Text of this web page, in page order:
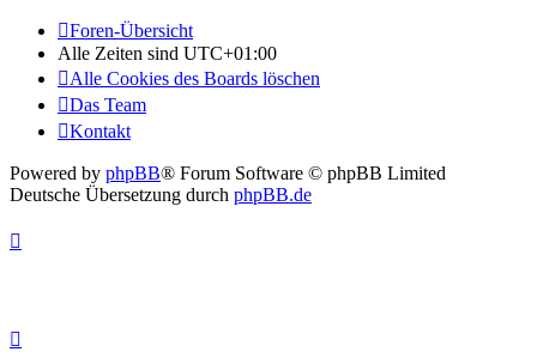
Foren-Übersicht
Alle Zeiten sind UTC+01:00
Alle Cookies des Boards löschen
Das Team
Kontakt
Powered by phpBB® Forum Software © phpBB Limited
Deutsche Übersetzung durch phpBB.de